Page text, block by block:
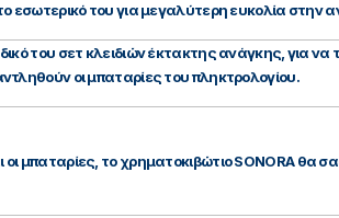
εσωτερικό του για μεγαλύτερη ευκολία στην
του σετ κλειδιών έκτακτης ανάγκης, για
οι μπαταρίες του πληκτρολογίου.
μπαταρίες, το χρηματοκιβώτιο SONORA θα